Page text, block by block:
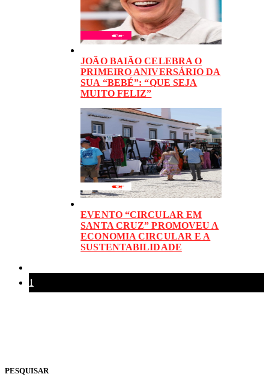
JOÃO BAIÃO CELEBRA O
PRIMEIRO ANIVERSÁRIO DA
SUA “BEBÉ”: “QUE SEJA
MUITO FELIZ”
EVENTO “CIRCULAR EM
SANTA CRUZ” PROMOVEU A
ECONOMIA CIRCULAR E A
SUSTENTABILIDADE
1
PESQUISAR